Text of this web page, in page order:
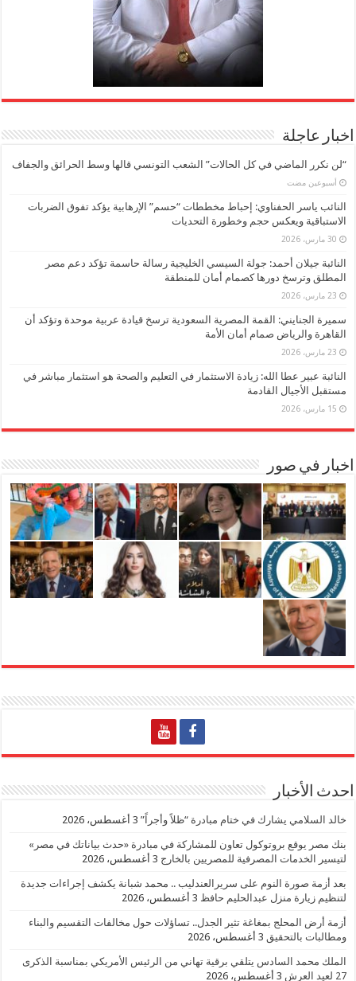
اخبار عاجلة
“لن نكرر الماضي في كل الحالات” الشعب التونسي قالها وسط الحرائق والجفاف
‏أسبوعين مضت
النائب ياسر الحفناوي: إحباط مخططات “حسم” الإرهابية يؤكد تفوق الضربات
الاستباقية ويعكس حجم وخطورة التحديات
30 مارس، 2026
النائبة جيلان أحمد: جولة السيسي الخليجية رسالة حاسمة تؤكد دعم مصر
المطلق وترسخ دورها كصمام أمان للمنطقة
23 مارس، 2026
سميرة الجنايني: القمة المصرية السعودية ترسخ قيادة عربية موحدة وتؤكد أن
القاهرة والرياض صمام أمان الأمة
23 مارس، 2026
النائبة عبير عطا الله: زيادة الاستثمار في التعليم والصحة هو استثمار مباشر في
مستقبل الأجيال القادمة
15 مارس، 2026
اخبار في صور
احدث الأخبار
خالد السلامي يشارك في ختام مبادرة “ظلاً وأجراً” 3 أغسطس، 2026
بنك مصر يوقع بروتوكول تعاون للمشاركة في مبادرة «حدث بياناتك في مصر»
لتيسير الخدمات المصرفية للمصريين بالخارج 3 أغسطس، 2026
بعد أزمة صورة النوم على سريرالعندليب .. محمد شبانة يكشف إجراءات جديدة
لتنظيم زيارة منزل عبدالحليم حافظ 3 أغسطس، 2026
أزمة أرض المحلج بمغاغة تثير الجدل.. تساؤلات حول مخالفات التقسيم والبناء
ومطالبات بالتحقيق 3 أغسطس، 2026
الملك محمد السادس يتلقي برقية تهاني من الرئيس الأمريكي بمناسبة الذكرى
27 لعيد العرش
3 أغسطس، 2026